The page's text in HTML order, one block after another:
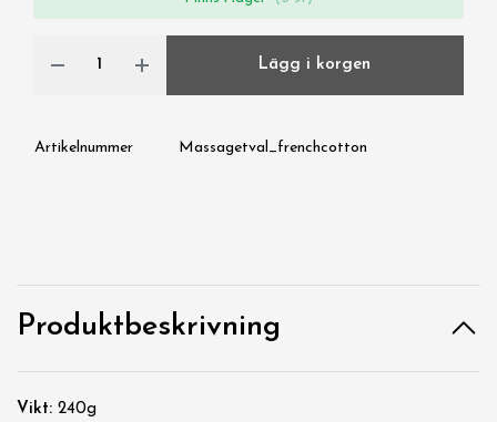
Lägg i korgen
Artikelnummer Massagetval_frenchcotton
Produktbeskrivning
Vikt: 240g